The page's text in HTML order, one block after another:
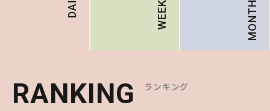
MONTHLY
RANKING ランキング
RANKING ランキング
RANKING ランキング